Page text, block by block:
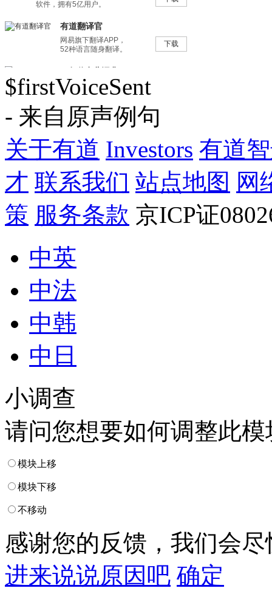
$firstVoiceSent
- 来自原声例句
关于有道 Investors 有道
才 联系我们 站点地图 网
策 服务条款 京ICP证
中英
中法
中韩
中日
小调查
请问您想要如何调整此模
模块上移
模块下移
不移动
感谢您的反馈，我们会
进来说说原因吧 确定